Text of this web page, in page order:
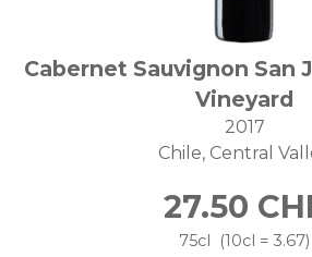
Cabernet Sauvignon San
Vineyard
2017
Chile Central
27.50
75cl 10cl = 3.67